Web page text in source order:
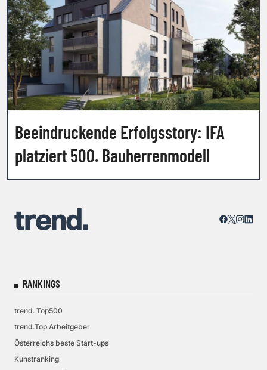
Beeindruckende Erfolgsstory: IFA
platziert 500. Bauherrenmodell
RANKINGS
trend. Top500
trend.Top Arbeitgeber
Österreichs beste Start-ups
Kunstranking